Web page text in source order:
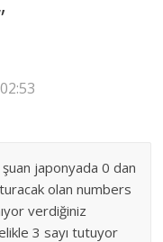
japonyada 0 dan
olan numbers
verdiğiniz
3 sayı tutuyor